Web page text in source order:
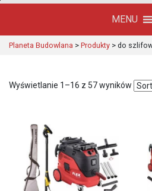
MENU
Planeta Budowlana > Produkty > do
Wyświetlanie 1–16 z 57 wyników